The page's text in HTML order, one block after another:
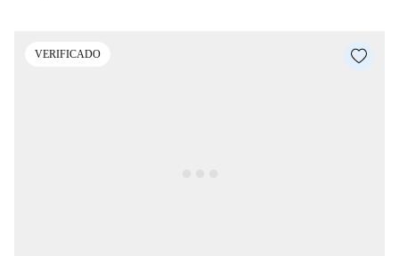
VERIFICADO